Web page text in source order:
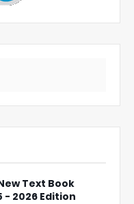
Text Book
- 2026 Edition